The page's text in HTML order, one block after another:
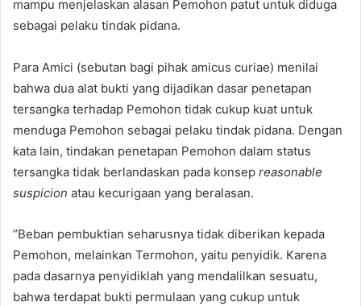
mampu menjelaskan alasan Pemohon patut untuk diduga
sebagai pelaku tindak pidana.
Para Amici (sebutan bagi pihak amicus curiae) menilai
bahwa dua alat bukti yang dijadikan dasar penetapan
tersangka terhadap Pemohon tidak cukup kuat untuk
menduga Pemohon sebagai pelaku tindak pidana. Dengan
kata lain, tindakan penetapan Pemohon dalam status
tersangka tidak berlandaskan pada konsep reasonable
suspicion atau kecurigaan yang beralasan.
“Beban pembuktian seharusnya tidak diberikan kepada
Pemohon, melainkan Termohon, yaitu penyidik. Karena
pada dasarnya penyidiklah yang mendalilkan sesuatu,
bahwa terdapat bukti permulaan yang cukup untuk